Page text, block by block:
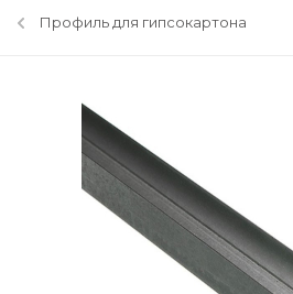
Профиль для гипсокартона